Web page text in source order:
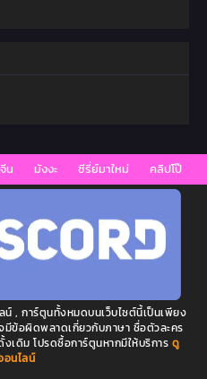
น มังงะ ซีรี่ย์มาใหม่ คลิปโป๊
น์ , การ์ตูนทั้งหมดบนเว็บไซต์นี้เป็นเพียง
ข้อผิดพลาดเกี่ยวกับภาษา ชื่อตัวละคร
งเดิม โปรดซื้อการ์ตูนหากมีให้บริการ ดู
อนไลน์